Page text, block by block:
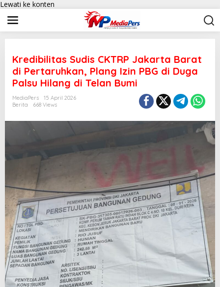
Lewati ke konten
Kredibilitas Sudis CKTRP Jakarta Barat
di Pertaruhkan, Plang Izin PBG di Duga
Palsu Hilang di Telan Bumi
MediaPers
15 April 2026
Berita
668 Views